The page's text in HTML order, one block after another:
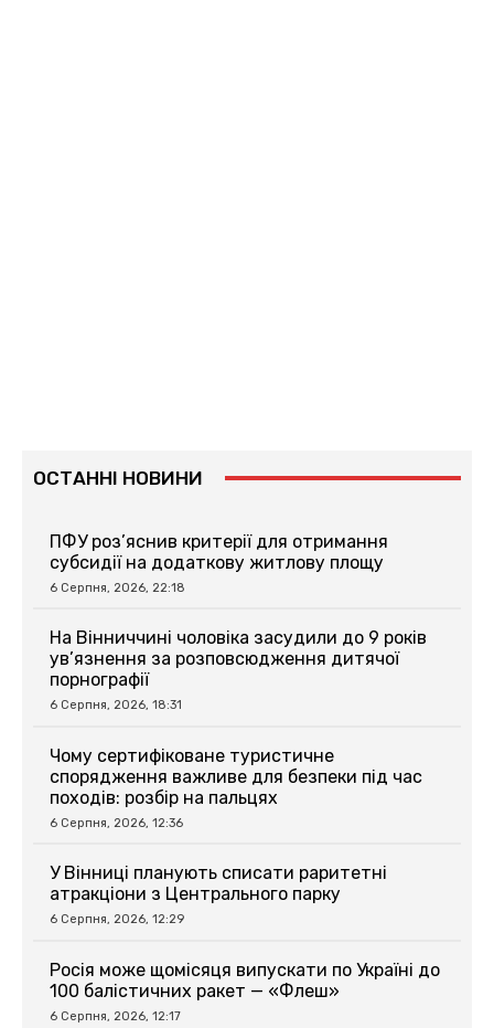
ОСТАННІ НОВИНИ
ПФУ роз’яснив критерії для отримання
субсидії на додаткову житлову площу
6 Серпня, 2026, 22:18
На Вінниччині чоловіка засудили до 9 років
ув’язнення за розповсюдження дитячої
порнографії
6 Серпня, 2026, 18:31
Чому сертифіковане туристичне
спорядження важливе для безпеки під час
походів: розбір на пальцях
6 Серпня, 2026, 12:36
У Вінниці планують списати раритетні
атракціони з Центрального парку
6 Серпня, 2026, 12:29
Росія може щомісяця випускати по Україні до
100 балістичних ракет — «Флеш»
6 Серпня, 2026, 12:17